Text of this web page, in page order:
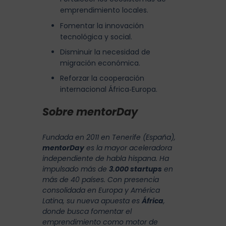
emprendimiento locales.
Fomentar la innovación
tecnológica y social.
Disminuir la necesidad de
migración económica.
Reforzar la cooperación
internacional África‑Europa.
Sobre mentorDay
Fundada en 2011 en Tenerife (España),
mentorDay es la mayor aceleradora
independiente de habla hispana. Ha
impulsado más de 3.000 startups en
más de 40 países. Con presencia
consolidada en Europa y América
Latina, su nueva apuesta es África,
donde busca fomentar el
emprendimiento como motor de